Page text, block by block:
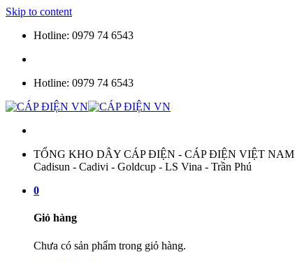
Skip to content
Hotline: 0979 74 6543
Hotline: 0979 74 6543
TỔNG KHO DÂY CÁP ĐIỆN - CÁP ĐIỆN VIỆT NAM
Cadisun - Cadivi - Goldcup - LS Vina - Trần Phú
0
Giỏ hàng
Chưa có sản phẩm trong giỏ hàng.